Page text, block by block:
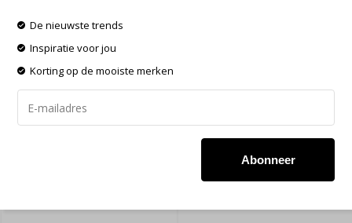
De nieuwste trends
Inspiratie voor jou
Korting op de mooiste merken
Abonneer